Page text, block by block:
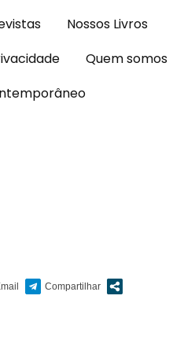
Nossos Livros
Quem somos